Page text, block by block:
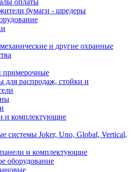
оплаты
бумаги - шредеры
и другие охранные
примерочные
для распродаж, стойки и
и комплектующие
системы Joker, Uno, Global, Vertical,
и комплектующие
оборудование